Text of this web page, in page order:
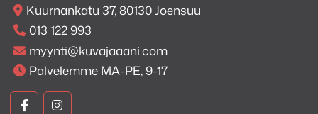
Kuurnankatu 37, 80130 Joensuu
013 122 993
myynti@kuvajaaani.com
Palvelemme MA-PE, 9-17
KuvaKuva